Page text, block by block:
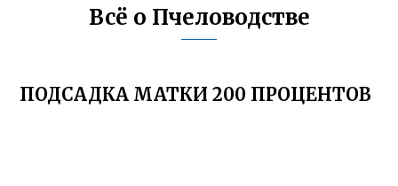
Всё о Пчеловодстве
ПОДСАДКА МАТКИ 200 ПРОЦЕНТОВ